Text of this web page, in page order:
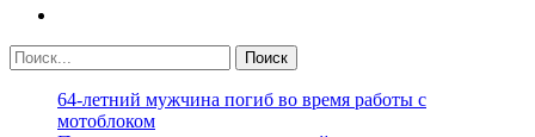
64-летний мужчина погиб во время работы с
мотоблоком